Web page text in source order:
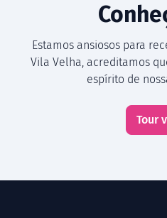
Estamos ansiosos para
Vila Velha, acreditamos
espírito de
Tour